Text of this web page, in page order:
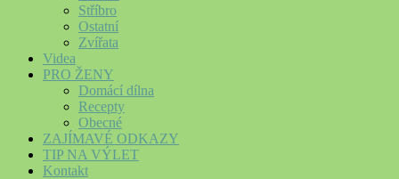
Stříbro
Ostatní
Zvířata
Videa
PRO ŽENY
Domácí dílna
Recepty
Obecné
ZAJÍMAVÉ ODKAZY
TIP NA VÝLET
Kontakt